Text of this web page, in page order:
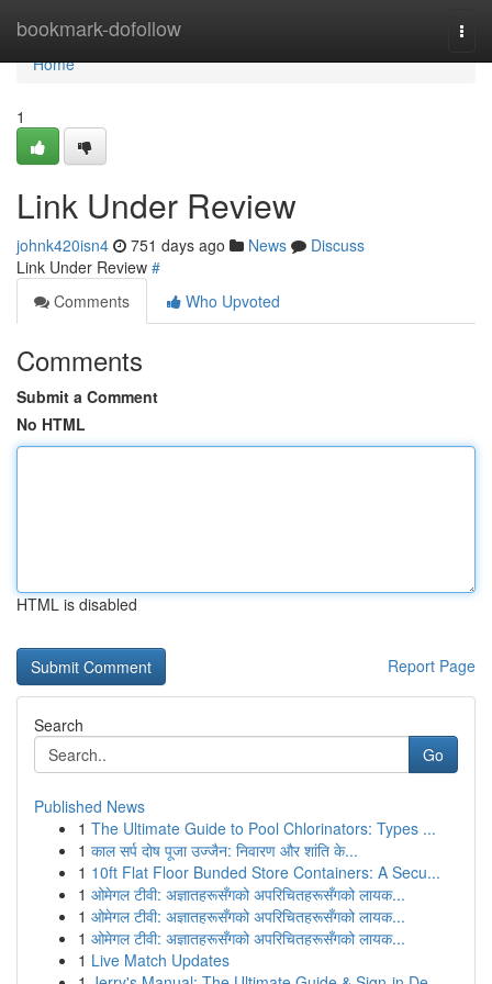
bookmark-dofollow
Home
Home
1
Link Under Review
johnk420isn4 751 days ago News
Discuss
Link Under Review #
Comments
Who Upvoted
Comments
Submit a Comment
No HTML
HTML is disabled
Report Page
Search
Go
Published News
1 The Ultimate Guide to Pool Chlorinators: Types ...
1 काल सर्प दोष पूजा उज्जैन: निवारण और शांति के...
1 10ft Flat Floor Bunded Store Containers: A Secu...
1 ओमेगल टीवी: अज्ञातहरूसँगको अपरिचितहरूसँगको लायक...
1 ओमेगल टीवी: अज्ञातहरूसँगको अपरिचितहरूसँगको लायक...
1 ओमेगल टीवी: अज्ञातहरूसँगको अपरिचितहरूसँगको लायक...
1 Live Match Updates